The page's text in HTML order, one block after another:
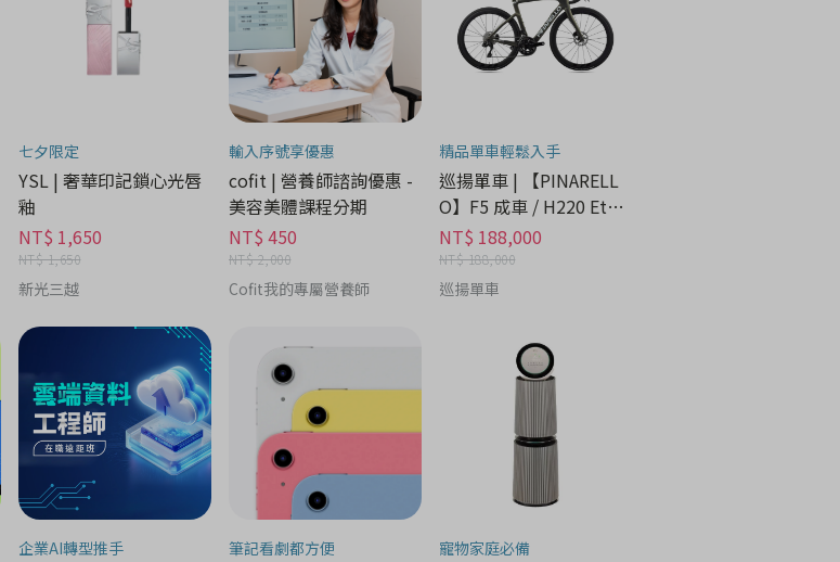
七夕限定
YSL | 奢華印記鎖心光唇
釉
NT$ 1,650
NT$ 1,650
新光三越
輸入序號享優惠
cofit | 營養師諮詢優惠 -
美容美體課程分期
NT$ 450
NT$ 2,000
Cofit我的專屬營養師
精品單車輕鬆入手
巡揚單車 | 【PINARELL
O】F5 成車 / H220 Etna
Black Matt
NT$ 188,000
NT$ 188,000
巡揚單車
企業AI轉型推手 筆記看劇都方便 寵物家庭必備